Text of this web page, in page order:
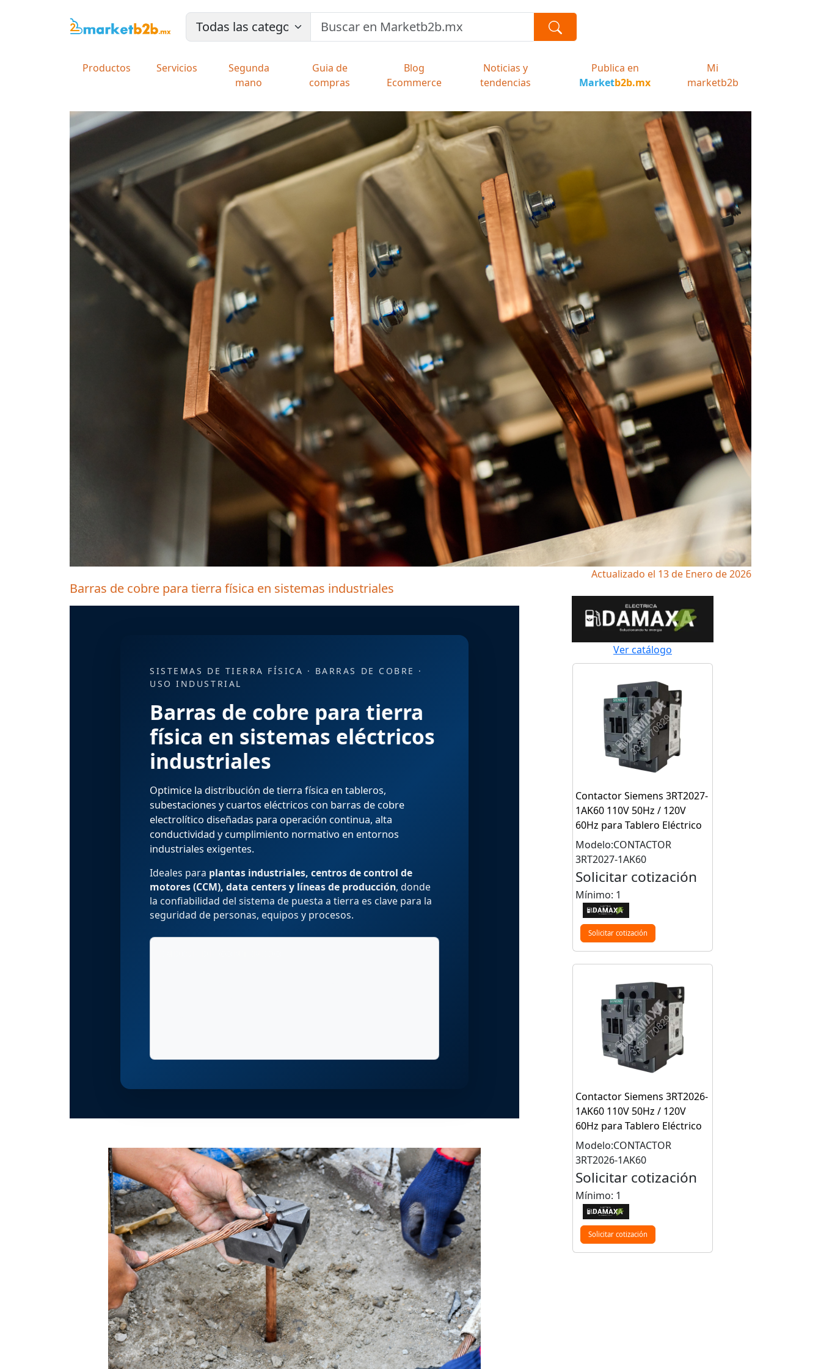
Productos Servicios
Segunda
mano
Guia de
compras
Blog
Ecommerce
Noticias y
tendencias
Publica en
Marketb2b.mx
Mi
marketb2b
Actualizado el 13 de Enero de 2026
Barras de cobre para tierra física en sistemas industriales
SISTEMAS DE TIERRA FÍSICA · BARRAS DE COBRE ·
USO INDUSTRIAL
Barras de cobre para tierra
física en sistemas eléctricos
industriales
Optimice ladistribución de tierra física en tableros,
subestaciones y cuartos eléctricos con barras de cobre
electrolítico diseñadas para operación continua, alta
conductividad y cumplimiento normativo en entornos
industriales exigentes.
Ideales para plantas industriales, centros de control de
motores (CCM), data centers y líneas de producción, donde
la confiabilidad del sistema de puesta a tierra es clave para la
seguridad de personas, equipos y procesos.
Ver catálogo
Contactor Siemens 3RT2027-
1AK60 110V 50Hz / 120V
60Hz para Tablero Eléctrico
Modelo:CONTACTOR
3RT2027-1AK60
Solicitar cotización
Mínimo: 1
Solicitar cotización
Contactor Siemens 3RT2026-
1AK60 110V 50Hz / 120V
60Hz para Tablero Eléctrico
Modelo:CONTACTOR
3RT2026-1AK60
Solicitar cotización
Mínimo: 1
Solicitar cotización